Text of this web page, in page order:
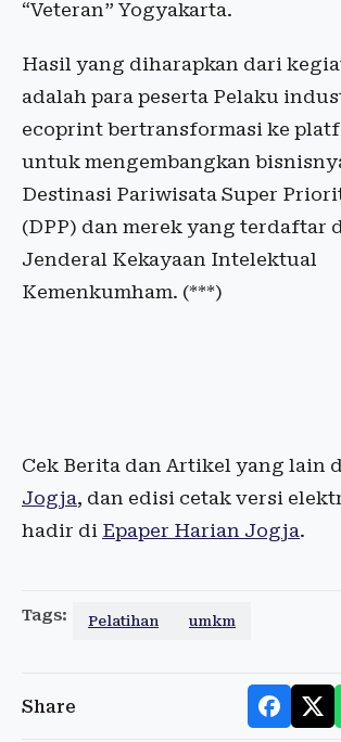
“Veteran” Yogyakarta.
Hasil yang diharapkan dari
adalah para peserta Pelaku
ecoprint bertransformasi ke
untuk mengembangkan
Destinasi Pariwisata Super
(DPP) dan merek yang terdaftar
Jenderal Kekayaan Intelektual
Kemenkumham. (***)
Cek Berita dan Artikel yang lain
Jogja, dan edisi cetak versi
hadir di Epaper Harian Jogja.
Tags: Pelatihan umkm
Share